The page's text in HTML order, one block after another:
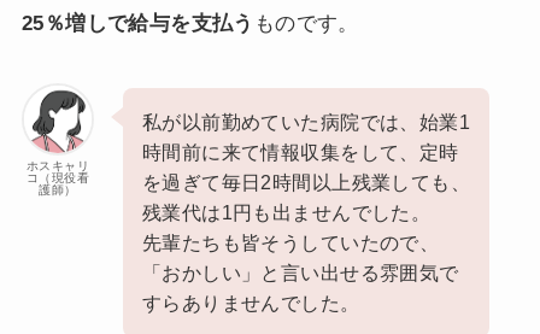
25％増しで給与を支払う ものです。
ホスキャリ
コ（現役看
護師）
私が以前勤めていた病院では、始業1
時間前に来て情報収集をして、定時
を過ぎて毎日2時間以上残業しても、
残業代は1円も出ませんでした。
先輩たちも皆そうしていたので、
「おかしい」と言い出せる雰囲気で
すらありませんでした。